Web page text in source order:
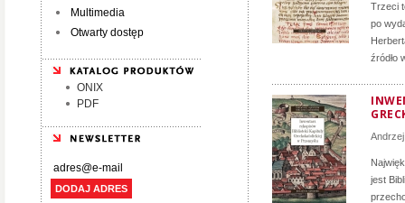
Multimedia
Otwarty dostęp
ONIX
PDF
DODAJ ADRES
Trzeci
po
źródło
jest